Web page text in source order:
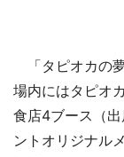
「タピオカの
場内にはタピオ
食店4ブース（
ントオリジナル